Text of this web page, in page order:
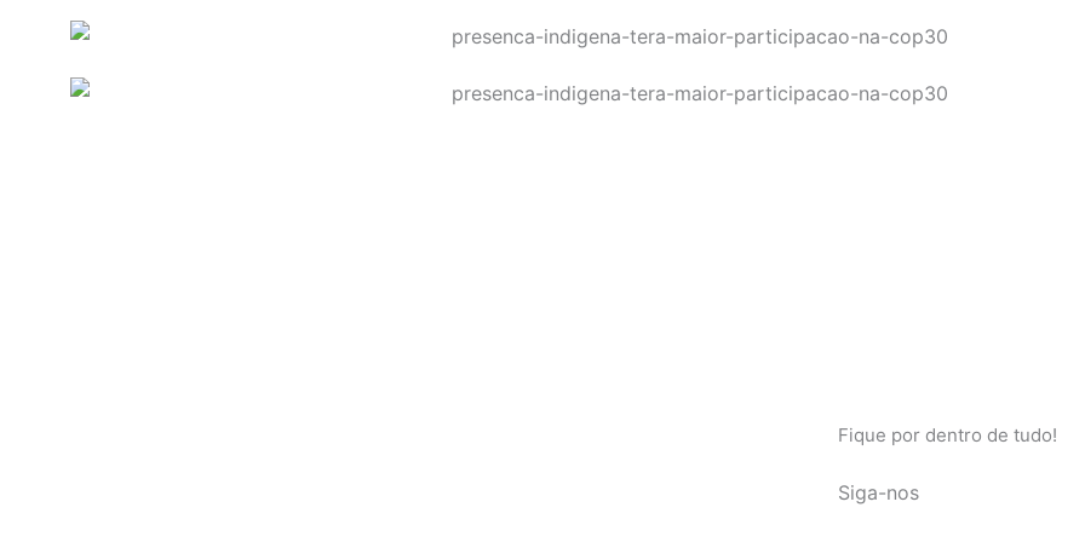
Fique por dentro de tudo!
Siga-nos